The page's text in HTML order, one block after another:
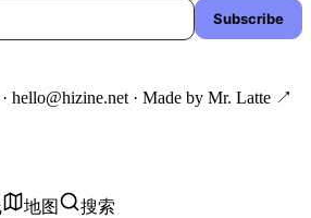
hello@hizine.net · Made by Mr. Latte ↗
地图 搜索